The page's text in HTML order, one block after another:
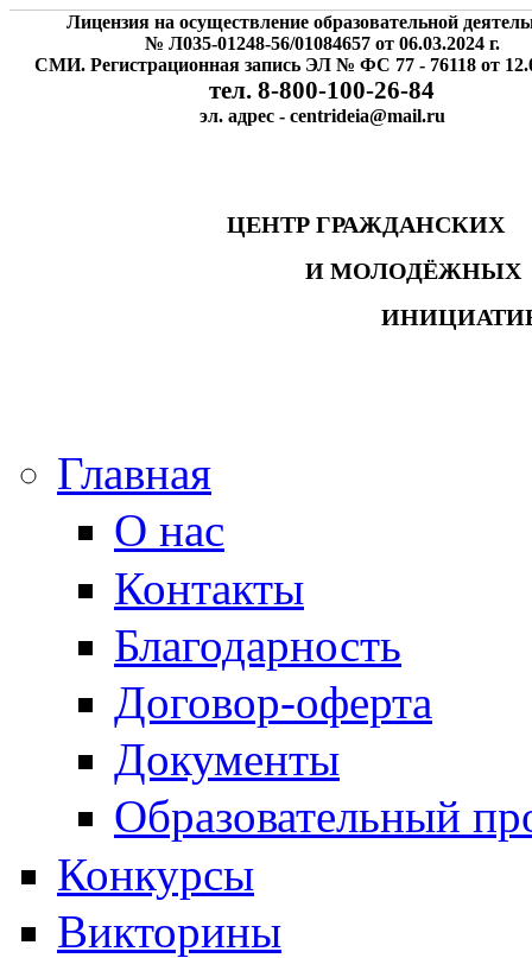
Лицензия на осуществление образовательной
№ Л035-01248-56/01084657 от 06.03.2024 г.
СМИ. Регистрационная запись ЭЛ № ФС 77 - 76118 от
тел. 8-800-100-26-84
эл. адрес - centrideia@mail.ru
ЦЕНТР
И
Главная
О нас
Контакты
Благодарность
Договор-оферта
Документы
Образовательный
Конкурсы
Викторины